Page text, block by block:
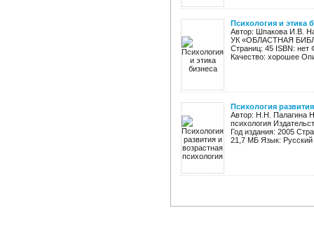
Психология и этика
Автор: Шпакова И.В.
УК «ОБЛАСТНАЯ
Страниц: 45 ISBN:
Качество: хорошее
Психология
Автор: Н.Н. Палагина
психология
Год издания: 2005
21,7 МБ Язык: